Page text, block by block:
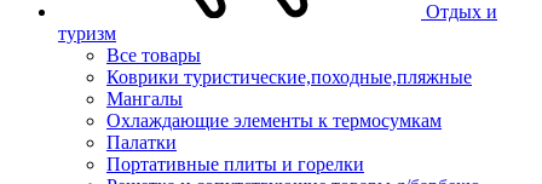
Отдых и
туризм
Все товары
Коврики туристические,походные,пляжные
Мангалы
Охлаждающие элементы к термосумкам
Палатки
Портативные плиты и горелки